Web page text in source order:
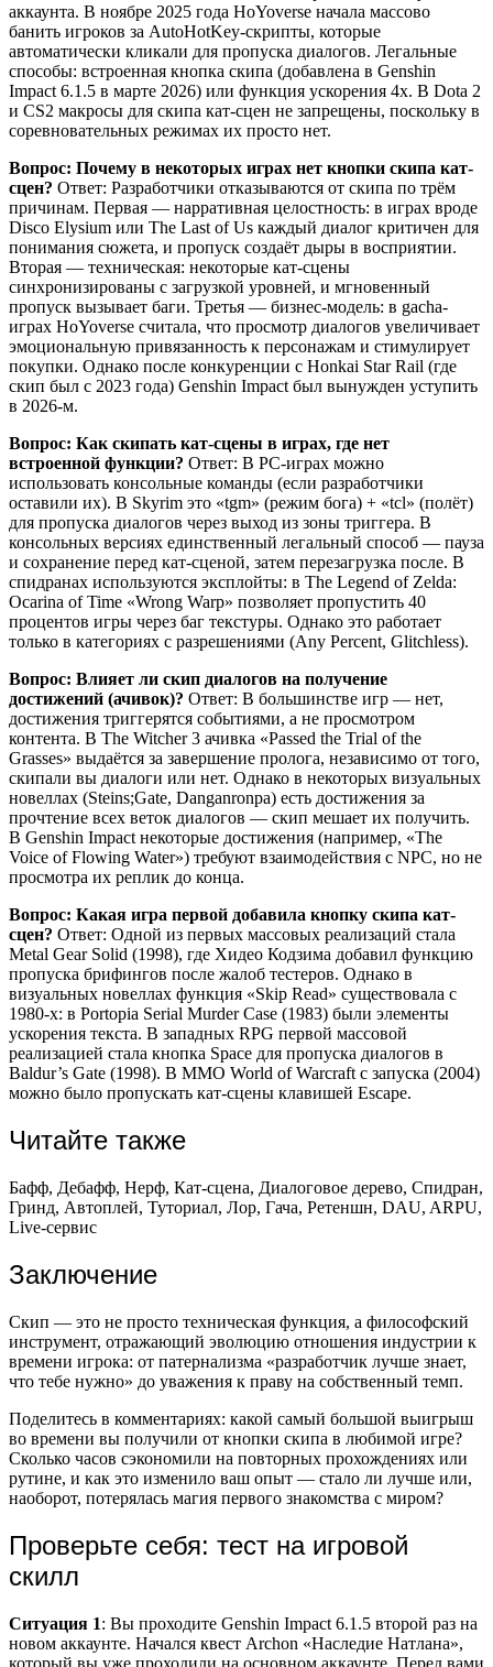
аккаунта. В ноябре 2025 года HoYoverse начала массово
банить игроков за AutoHotKey-скрипты, которые
автоматически кликали для пропуска диалогов. Легальные
способы: встроенная кнопка скипа (добавлена в Genshin
Impact 6.1.5 в марте 2026) или функция ускорения 4x. В Dota 2
и CS2 макросы для скипа кат-сцен не запрещены, поскольку в
соревновательных режимах их просто нет.
Вопрос: Почему в некоторых играх нет кнопки скипа кат-
сцен? Ответ: Разработчики отказываются от скипа по трём
причинам. Первая — нарративная целостность: в играх вроде
Disco Elysium или The Last of Us каждый диалог критичен для
понимания сюжета, и пропуск создаёт дыры в восприятии.
Вторая — техническая: некоторые кат-сцены
синхронизированы с загрузкой уровней, и мгновенный
пропуск вызывает баги. Третья — бизнес-модель: в gacha-
играх HoYoverse считала, что просмотр диалогов увеличивает
эмоциональную привязанность к персонажам и стимулирует
покупки. Однако после конкуренции с Honkai Star Rail (где
скип был с 2023 года) Genshin Impact был вынужден уступить
в 2026-м.
Вопрос: Как скипать кат-сцены в играх, где нет
встроенной функции? Ответ: В PC-играх можно
использовать консольные команды (если разработчики
оставили их). В Skyrim это «tgm» (режим бога) + «tcl» (полёт)
для пропуска диалогов через выход из зоны триггера. В
консольных версиях единственный легальный способ — пауза
и сохранение перед кат-сценой, затем перезагрузка после. В
спидранах используются эксплойты: в The Legend of Zelda:
Ocarina of Time «Wrong Warp» позволяет пропустить 40
процентов игры через баг текстуры. Однако это работает
только в категориях с разрешениями (Any Percent, Glitchless).
Вопрос: Влияет ли скип диалогов на получение
достижений (ачивок)? Ответ: В большинстве игр — нет,
достижения триггерятся событиями, а не просмотром
контента. В The Witcher 3 ачивка «Passed the Trial of the
Grasses» выдаётся за завершение пролога, независимо от того,
скипали вы диалоги или нет. Однако в некоторых визуальных
новеллах (Steins;Gate, Danganronpa) есть достижения за
прочтение всех веток диалогов — скип мешает их получить.
В Genshin Impact некоторые достижения (например, «The
Voice of Flowing Water») требуют взаимодействия с NPC, но не
просмотра их реплик до конца.
Вопрос: Какая игра первой добавила кнопку скипа кат-
сцен? Ответ: Одной из первых массовых реализаций стала
Metal Gear Solid (1998), где Хидео Кодзима добавил функцию
пропуска брифингов после жалоб тестеров. Однако в
визуальных новеллах функция «Skip Read» существовала с
1980-х: в Portopia Serial Murder Case (1983) были элементы
ускорения текста. В западных RPG первой массовой
реализацией стала кнопка Space для пропуска диалогов в
Baldur’s Gate (1998). В MMO World of Warcraft с запуска (2004)
можно было пропускать кат-сцены клавишей Escape.
Читайте также
Бафф, Дебафф, Нерф, Кат-сцена, Диалоговое дерево, Спидран,
Гринд, Автоплей, Туториал, Лор, Гача, Ретеншн, DAU, ARPU,
Live-сервис
Заключение
Скип — это не просто техническая функция, а философский
инструмент, отражающий эволюцию отношения индустрии к
времени игрока: от патернализма «разработчик лучше знает,
что тебе нужно» до уважения к праву на собственный темп.
Поделитесь в комментариях: какой самый большой выигрыш
во времени вы получили от кнопки скипа в любимой игре?
Сколько часов сэкономили на повторных прохождениях или
рутине, и как это изменило ваш опыт — стало ли лучше или,
наоборот, потерялась магия первого знакомства с миром?
Проверьте себя: тест на игровой
скилл
Ситуация 1: Вы проходите Genshin Impact 6.1.5 второй раз на
новом аккаунте. Начался квест Archon «Наследие Натлана»,
который вы уже проходили на основном аккаунте. Перед вами